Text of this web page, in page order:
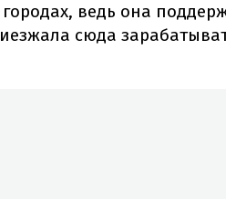
ведь она
сюда